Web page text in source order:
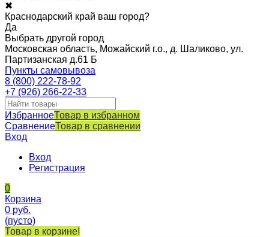
✖
Краснодарский край ваш город?
Да
Выбрать другой город
Московская область, Можайский г.о., д. Шаликово, ул.
Партизанская д.61 Б
Пункты самовывоза
8 (800) 222-78-92
+7 (926) 266-22-33
ИзбранноеТовар в избранном
СравнениеТовар в сравнении
Вход
Вход
Регистрация
0
Корзина
0 руб.
(пусто)
Товар в корзине!